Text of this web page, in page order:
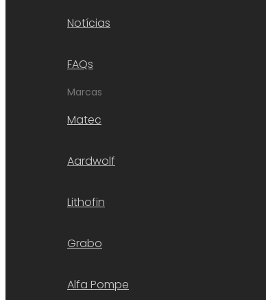
Notícias
FAQs
Marcas
Matec
Aardwolf
Lithofin
Grabo
Alfa Pompe